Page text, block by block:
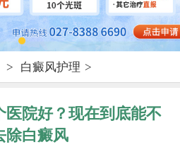
> 白癜风护理 >
医院好？现在到底能不
除白癜风